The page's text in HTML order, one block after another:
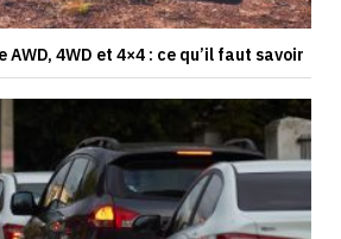
4WD et 4×4 : ce qu’il faut savoir